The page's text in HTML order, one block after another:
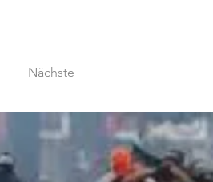
Nächste